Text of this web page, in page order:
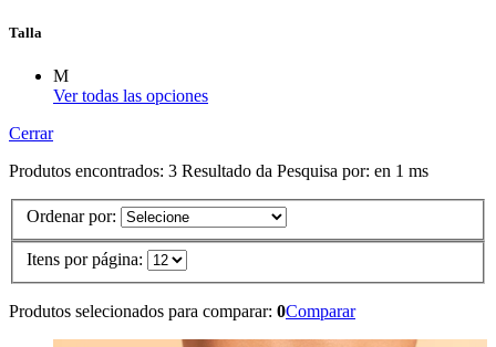
Talla
M
Ver todas las opciones
Cerrar
Produtos encontrados: 3 Resultado da Pesquisa por: en 1 ms
Ordenar por:
Itens por página:
Produtos selecionados para comparar: 0Comparar